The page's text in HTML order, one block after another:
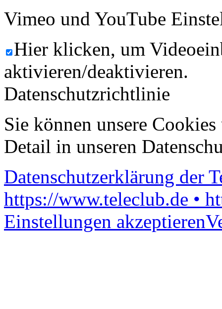
Vimeo und YouTube
Hier klicken, um
aktivieren/deaktivieren.
Datenschutzrichtlinie
Sie können unsere
Detail in unseren
Datenschutzerklärung der
https://www.teleclub.de •
Einstellungen akzeptieren